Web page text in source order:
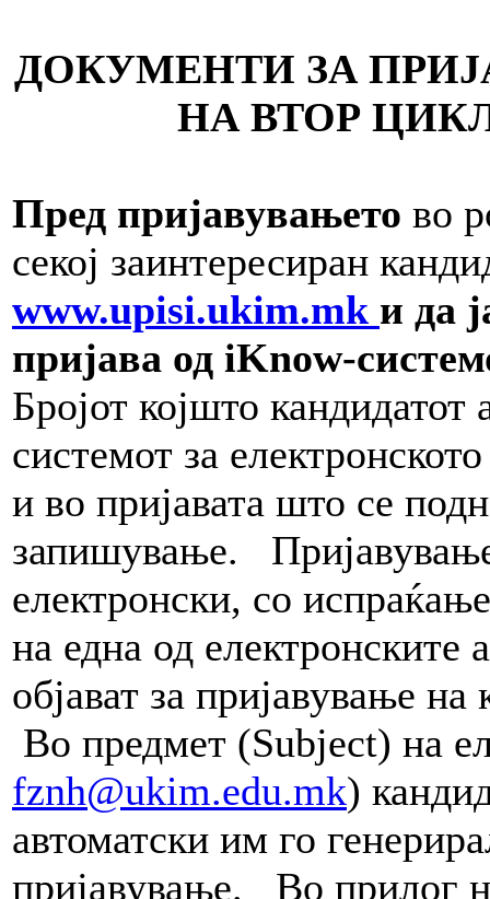
ДОКУМЕНТИ ЗА
НА ВТОР
Пред пријавувањето во
секој заинтересиран
www.upisi.ukim.mk и да
пријава од iKnow-
Бројот којшто кандидатот
системот за
и во пријавата што се
запишување.
електронски, со
на една од електронските
објават за пријавување
Во предмет (Subject) на
fznh@ukim.edu.mk)
автоматски им го
пријавување. Во прилог